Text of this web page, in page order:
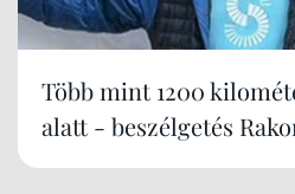
Több mint 1200
alatt - beszélgetés